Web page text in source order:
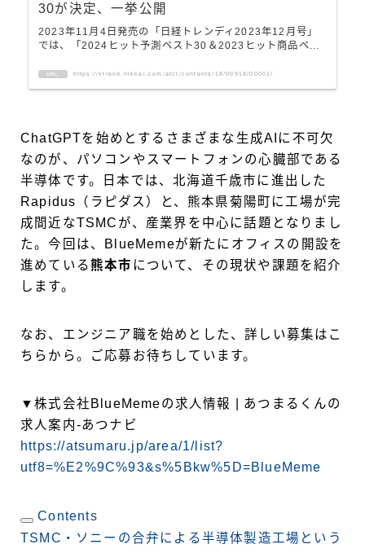
30が決定、一挙公開
2023年11月4日発売の「日経トレンディ2023年12月号」
では、「2024ヒット予測ベスト30＆2023ヒット商品ベ...
URL https://xtrend.nikkei.com/atcl/contents/18/00918/00001/
ChatGPTを始めとするさまざまな生成AIに不可欠
なのが、パソコンやスマートフォンの心臓部である
半導体です。日本では、北海道千歳市に進出した
Rapidus（ラピダス）と、熊本県菊陽町に工場が完
成間近なTSMCが、産業界を中心に話題となりまし
た。今回は、BlueMemeが新たにオフィスの開設を
進めている熊本市 について、その現状や課題を紹介
します。
なお、エンジニア職を始めとした、詳しい募集はこ
ちらから。ご応募お待ちしています。
▼株式会社BlueMemeの求人情報 | あつまるくんの
求人案内-あつナビ
https://atsumaru.jp/area/1/list?
utf8=%E2%9C%93&s%5Bkw%5D=BlueMeme
Contents
TSMC・ソニーの合弁による半導体製造工場という